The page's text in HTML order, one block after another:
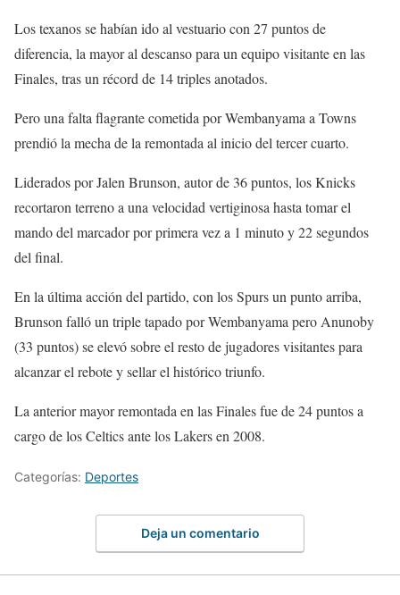
Los texanos se habían ido al vestuario con 27 puntos de
diferencia, la mayor al descanso para un equipo visitante en las
Finales, tras un récord de 14 triples anotados.
Pero una falta flagrante cometida por Wembanyama a Towns
prendió la mecha de la remontada al inicio del tercer cuarto.
Liderados por Jalen Brunson, autor de 36 puntos, los Knicks
recortaron terreno a una velocidad vertiginosa hasta tomar el
mando del marcador por primera vez a 1 minuto y 22 segundos
del final.
En la última acción del partido, con los Spurs un punto arriba,
Brunson falló un triple tapado por Wembanyama pero Anunoby
(33 puntos) se elevó sobre el resto de jugadores visitantes para
alcanzar el rebote y sellar el histórico triunfo.
La anterior mayor remontada en las Finales fue de 24 puntos a
cargo de los Celtics ante los Lakers en 2008.
Categorías: Deportes
Deja un comentario